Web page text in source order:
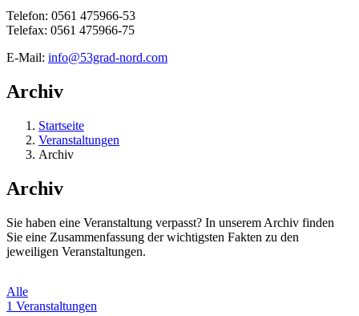
Telefon: 0561 475966-53
Telefax: 0561 475966-75
E-Mail: info@53grad-nord.com
Archiv
Startseite
Veranstaltungen
Archiv
Archiv
Sie haben eine Veranstaltung verpasst? In unserem Archiv finden
Sie eine Zusammenfassung der wichtigsten Fakten zu den
jeweiligen Veranstaltungen.
Alle
1 Veranstaltungen